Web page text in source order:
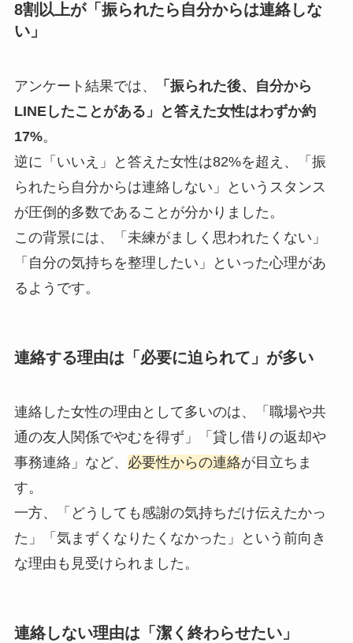
8割以上が「振られたら自分からは連絡しな
い」
アンケート結果では、
「振られた後、自分から
LINEしたことがある」と答えた女性はわずか約
17%。
逆に「いいえ」と答えた女性は82%を超え、「振
られたら自分からは連絡しない」というスタンス
が圧倒的多数であることが分かりました。
この背景には、「未練がましく思われたくない」
「自分の気持ちを整理したい」といった心理があ
るようです。
連絡する理由は「必要に迫られて」が多い
連絡した女性の理由として多いのは、「職場や共
通の友人関係でやむを得ず」「貸し借りの返却や
事務連絡」など、 必要性からの連絡が目立ちま
す。
一方、「どうしても感謝の気持ちだけ伝えたかっ
た」「気まずくなりたくなかった」という前向き
な理由も見受けられました。
連絡しない理由は「潔く終わらせたい」